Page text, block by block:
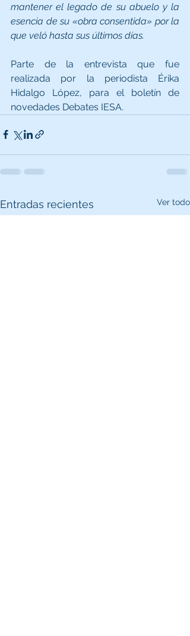
mantener el legado de su abuelo y la
esencia de su «obra consentida» por la
que veló hasta sus últimos días.
Parte de la entrevista que fue
realizada por la periodista Érika
Hidalgo López, para el boletín de
novedades Debates IESA.
Entradas recientes Ver todo